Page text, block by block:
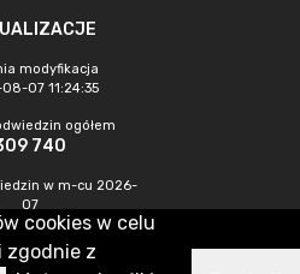
modyfikacja
07 11:24:35
ogółem
740
w m-cu 2026-
07
438
cookies w celu
zgodnie z